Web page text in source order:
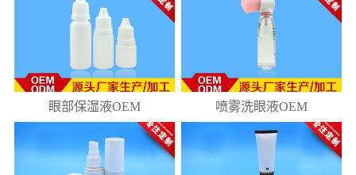
眼部保湿液OEM 喷雾洗眼液OEM